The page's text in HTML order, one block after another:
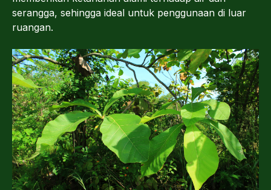
serangga, sehingga ideal untuk penggunaan di luar
ruangan.